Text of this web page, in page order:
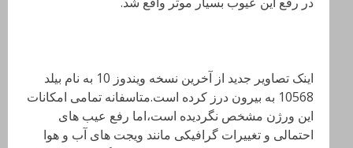
اینک تصاویر جدید از آخرین نسخه ویندوز 10 به نام بیلد
10568 به بیرون درز کرده است.متاسفانه تمامی امکانات
این ورژن مشخص نگردیده است،اما رفع عیب های
احتمالی و تغییرات گرافیکی مانند ویجت های آب و هوا